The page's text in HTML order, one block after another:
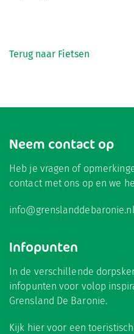
Terug naar Fietsen
Neem contact op
Heb je vragen of
contact met ons op en we
info@grenslanddebaronie.nl
Infopunten
In de verschillende
infopunten voor volop
Grensland De Baronie.
Kijk hiervoor een